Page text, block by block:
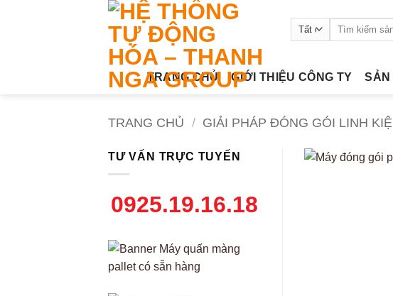
Tìm
TRANG CHỦ GIỚI THIỆU CÔNG TY SẢN
TRANG CHỦ / GIẢI PHÁP ĐÓNG GÓI LINH
TƯ VẤN TRỰC TUYẾN
0925.19.16.18